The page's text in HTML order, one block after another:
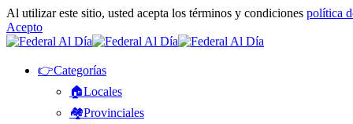
Al utilizar este sitio, usted acepta los términos y condiciones política
Acepto
👉Categorías
🏠Locales
🏘️Provinciales